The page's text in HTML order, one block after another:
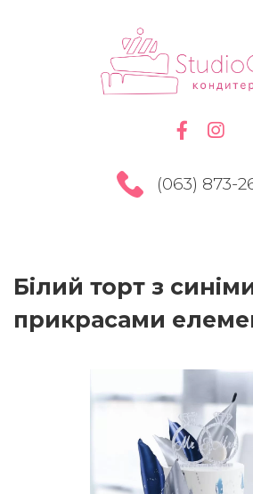
(063) 873-
Білий торт з
прикрасами